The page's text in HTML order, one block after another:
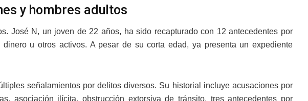
y hombres adultos
José N, un joven de 22 años, ha sido recapturado con 12 antecedentes por
u otros activos. A pesar de su corta edad, ya presenta un expediente
señalamientos por delitos diversos. Su historial incluye acusaciones por
asociación ilícita, obstrucción extorsiva de tránsito, tres antecedentes por